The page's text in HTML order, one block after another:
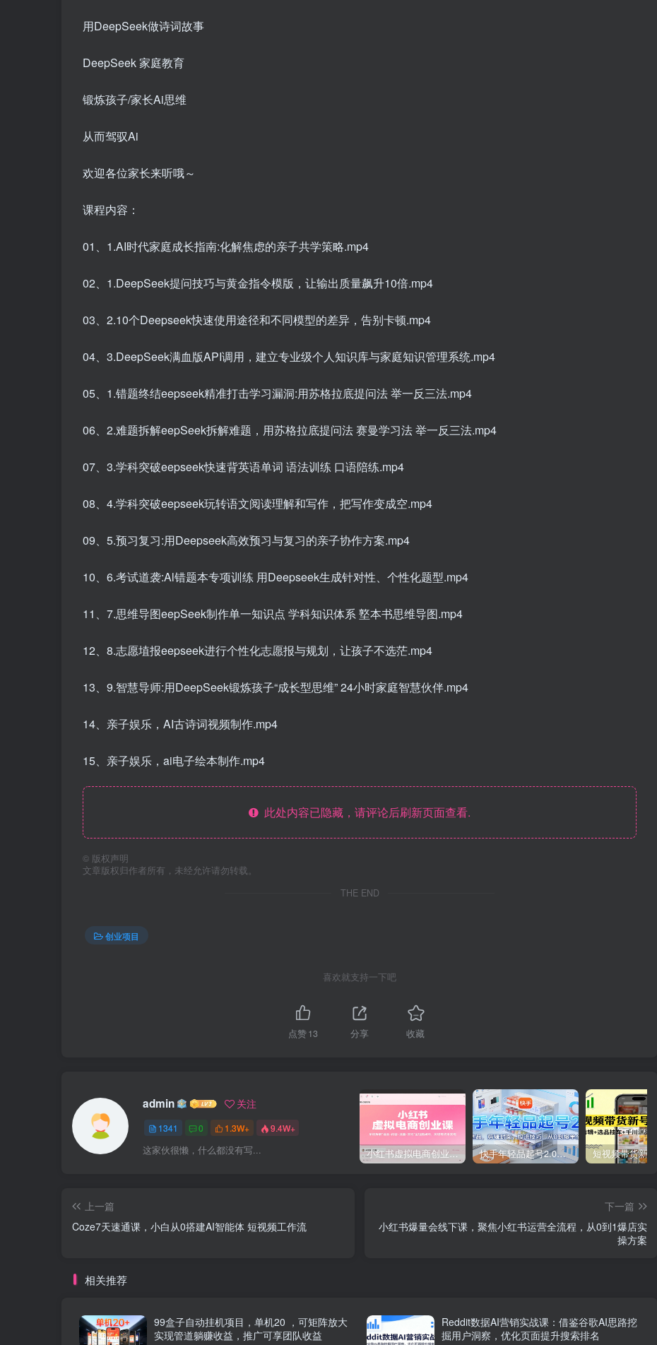
用DeepSeek做诗词故事
DeepSeek 家庭教育
锻炼孩子/家长Ai思维
从而驾驭Ai
欢迎各位家长来听哦～
课程内容：
01、1.AI时代家庭成长指南:化解焦虑的亲子共学策略.mp4
02、1.DeepSeek提问技巧与黄金指令模版，让输出质量飙升10倍.mp4
03、2.10个Deepseek快速使用途径和不同模型的差异，告别卡顿.mp4
04、3.DeepSeek满血版API调用，建立专业级个人知识库与家庭知识管理系统.mp4
05、1.错题终结eepseek精准打击学习漏洞:用苏格拉底提问法 举一反三法.mp4
06、2.难题拆解eepSeek拆解难题，用苏格拉底提问法 赛曼学习法 举一反三法.mp4
07、3.学科突破eepseek快速背英语单词 语法训练 口语陪练.mp4
08、4.学科突破eepseek玩转语文阅读理解和写作，把写作变成空.mp4
09、5.预习复习:用Deepseek高效预习与复习的亲子协作方案.mp4
10、6.考试道袭:Al错题本专项训练 用Deepseek生成针对性、个性化题型.mp4
11、7.思维导图eepSeek制作单一知识点 学科知识体系 墪本书思维导图.mp4
12、8.志愿埴报eepseek进行个性化志愿报与规划，让孩子不选茫.mp4
13、9.智慧导师:用DeepSeek锻炼孩子“成长型思维” 24小时家庭智慧伙伴.mp4
14、亲子娱乐，AI古诗词视频制作.mp4
15、亲子娱乐，ai电子绘本制作.mp4
此处内容已隐藏，请评论后刷新页面查看.
© 版权声明
文章版权归作者所有，未经允许请勿转载。
THE END
创业项目
喜欢就支持一下吧
点赞13 分享 收藏
admin 关注
1341 0 1.3W+ 9.4W+
这家伙很懒，什么都没有写... 小红书虚拟电商创业课，系统拆解选品-内容-流量-变现，实现零成本变现 快手年轻品起号2.0：养号选品，剪辑封面，投流技巧，从0到爆单全流程
上一篇
Coze7天速通课，小白从0搭建AI智能体 短视频工作流
下一篇
小红书爆量会线下课，聚焦小红书运营全流程，从0到1爆店实
操方案
相关推荐
99盒子自动挂机项目，单机20 ，可矩阵放大
实现管道躺赚收益，推广可享团队收益
Reddit数据AI营销实战课：借鉴谷歌AI思路挖
掘用户洞察，优化页面提升搜索排名